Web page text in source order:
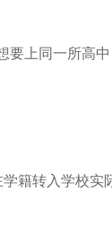
要上同一所高
籍转入学校实